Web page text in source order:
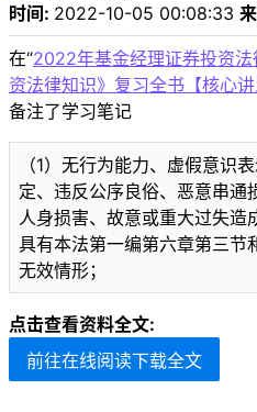
时间: 2022-10-05 00:08:33
在“2022年基金经理证券投资
资法律知识》复习全书【核心讲
备注了学习笔记
（1）无行为能力、虚假意识
定、违反公序良俗、恶意串
人身损害、故意或重大过失造
具有本法第一编第六章第三节
无效情形；
点击查看资料全文:
前往在线阅读下载全文